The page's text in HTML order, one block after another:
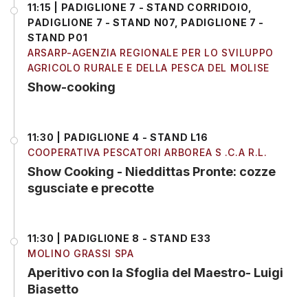
11:15 | PADIGLIONE 7 - STAND CORRIDOIO,
PADIGLIONE 7 - STAND N07, PADIGLIONE 7 -
STAND P01
ARSARP-AGENZIA REGIONALE PER LO SVILUPPO
AGRICOLO RURALE E DELLA PESCA DEL MOLISE
Show-cooking
11:30 | PADIGLIONE 4 - STAND L16
COOPERATIVA PESCATORI ARBOREA S .C.A R.L.
Show Cooking - Nieddittas Pronte: cozze
sgusciate e precotte
11:30 | PADIGLIONE 8 - STAND E33
MOLINO GRASSI SPA
Aperitivo con la Sfoglia del Maestro- Luigi
Biasetto